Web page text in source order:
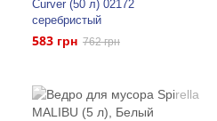
Curver (50 л) 02172
серебристый
583 грн 762 грн